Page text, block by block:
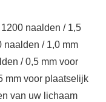
naalden / 1,5
naalden / 1,0 mm
/ 0,5 mm voor
mm voor plaatselijk
van uw lichaam